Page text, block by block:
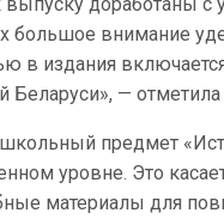
большое внимание
в издания
Беларуси», —
предмет
уровне. Это
материалы для